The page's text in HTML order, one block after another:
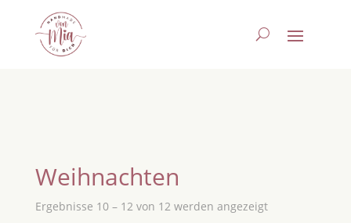
Weihnachten
Ergebnisse 10 – 12 von 12 werden angezeigt